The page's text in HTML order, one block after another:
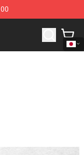
Merchandise